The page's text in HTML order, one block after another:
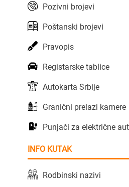
Pozivni brojevi
Poštanski brojevi
Pravopis
Registarske tablice
Autokarta Srbije
Granični prelazi kamere
Punjači za električne
INFO KUTAK
Rodbinski nazivi